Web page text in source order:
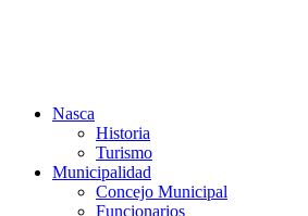
Nasca
Historia
Turismo
Municipalidad
Concejo Municipal
Funcionarios